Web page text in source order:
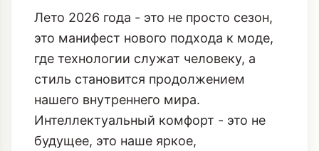
Лето 2026 года - это не просто сезон,
это манифест нового подхода к моде,
где технологии служат человеку, а
стиль становится продолжением
нашего внутреннего мира.
Интеллектуальный комфорт - это не
будущее, это наше яркое,